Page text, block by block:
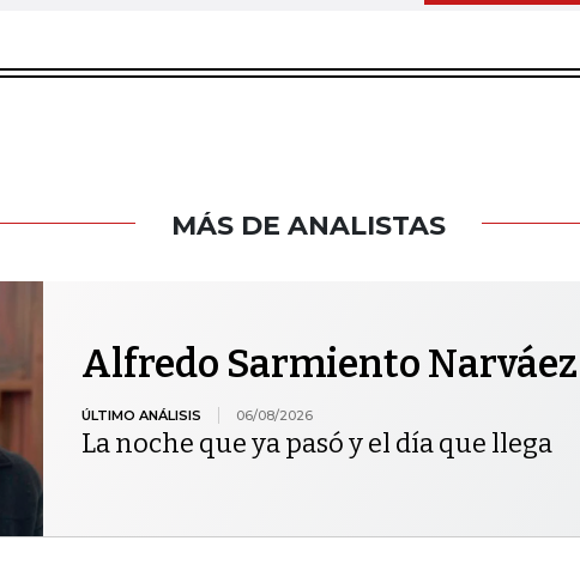
MÁS DE ANALISTAS
Alfredo Sarmiento Narváez
ÚLTIMO ANÁLISIS 06/08/2026
La noche que ya pasó y el día que llega